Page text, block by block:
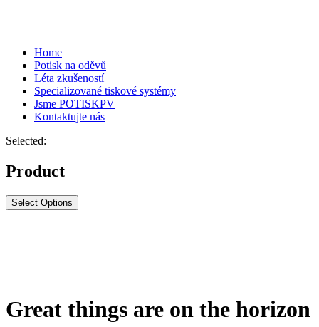
Home
Potisk na oděvů
Léta zkušeností
Specializované tiskové systémy
Jsme POTISKPV
Kontaktujte nás
Selected:
Product
Select Options
Great things are on the horizon